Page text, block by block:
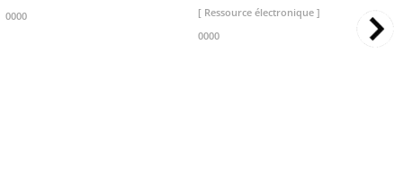
0000
[ Ressource électronique ]
0000